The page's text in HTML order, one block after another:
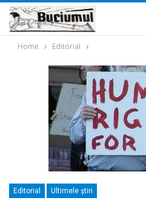
Home Editorial
Editorial Ultimele ştiri